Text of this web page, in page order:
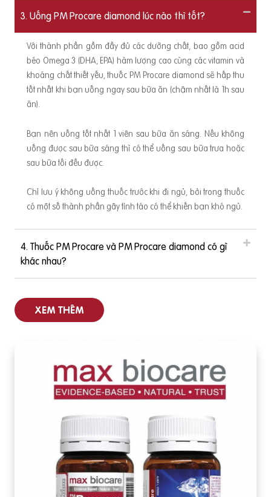
3. Uống PM Procare diamond lúc nào thì tốt?
Với thành phần gồm đầy đủ các dưỡng chất, bao gồm acid
béo Omega 3 (DHA, EPA) hàm lượng cao cùng các vitamin và
khoáng chất thiết yếu, thuốc PM Procare diamond sẽ hấp thu
tốt nhất khi bạn uống ngay sau bữa ăn (chậm nhất là 1h sau
ăn).
Bạn nên uống tốt nhất 1 viên sau bữa ăn sáng. Nếu không
uống được sau bữa sáng thì có thể uống sau bữa trưa hoặc
sau bữa tối đều được.
Chỉ lưu ý không uống thuốc trước khi đi ngủ, bởi trong thuốc
có một số thành phần gây tỉnh táo có thể khiến bạn khó ngủ.
4. Thuốc PM Procare và PM Procare diamond có gì
khác nhau?
XEM THÊM